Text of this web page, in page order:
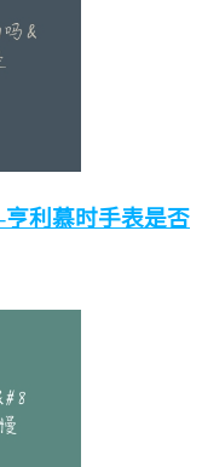
利慕时手表是否